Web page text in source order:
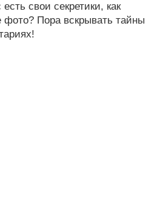
свои секретики, как
Пора вскрывать тайны